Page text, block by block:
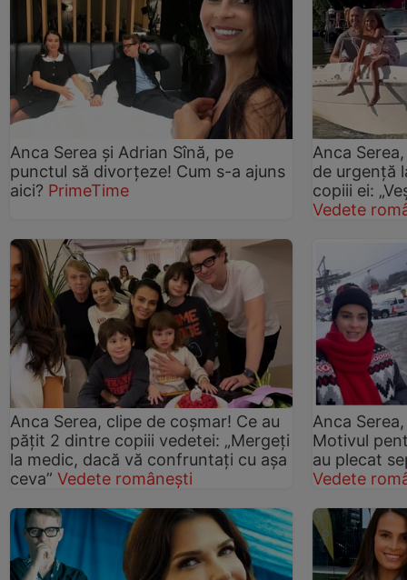
Anca Serea și Adrian Sînă, pe
punctul să divorțeze! Cum s-a ajuns
aici? PrimeTime
Anca
de urgență
copiii ei:
Vedete
Anca Serea, clipe de coșmar! Ce au
pățit 2 dintre copiii vedetei: „Mergeți
la medic, dacă vă confruntați cu așa
ceva” Vedete românești
Anca
Motivul
au plecat
Vedete